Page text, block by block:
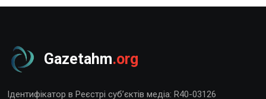
Gazetahm.org
Ідентифікатор в Реєстрі суб’єктів медіа: R40-03126